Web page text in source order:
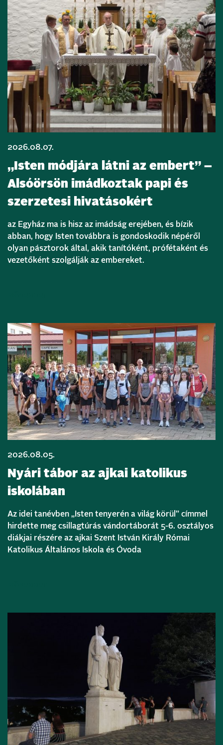
2026.08.07.
„Isten módjára látni az embert” –
Alsóörsön imádkoztak papi és
szerzetesi hivatásokért
az Egyház ma is hisz az imádság erejében, és bízik
abban, hogy Isten továbbra is gondoskodik népéről
olyan pásztorok által, akik tanítóként, prófétaként és
vezetőként szolgálják az embereket.
2026.08.05.
Nyári tábor az ajkai katolikus
iskolában
Az idei tanévben „Isten tenyerén a világ körül” címmel
hirdette meg csillagtúrás vándortáborát 5-6. osztályos
diákjai részére az ajkai Szent István Király Római
Katolikus Általános Iskola és Óvoda